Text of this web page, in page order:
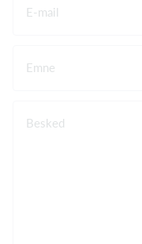
E-mail
Emne
Besked